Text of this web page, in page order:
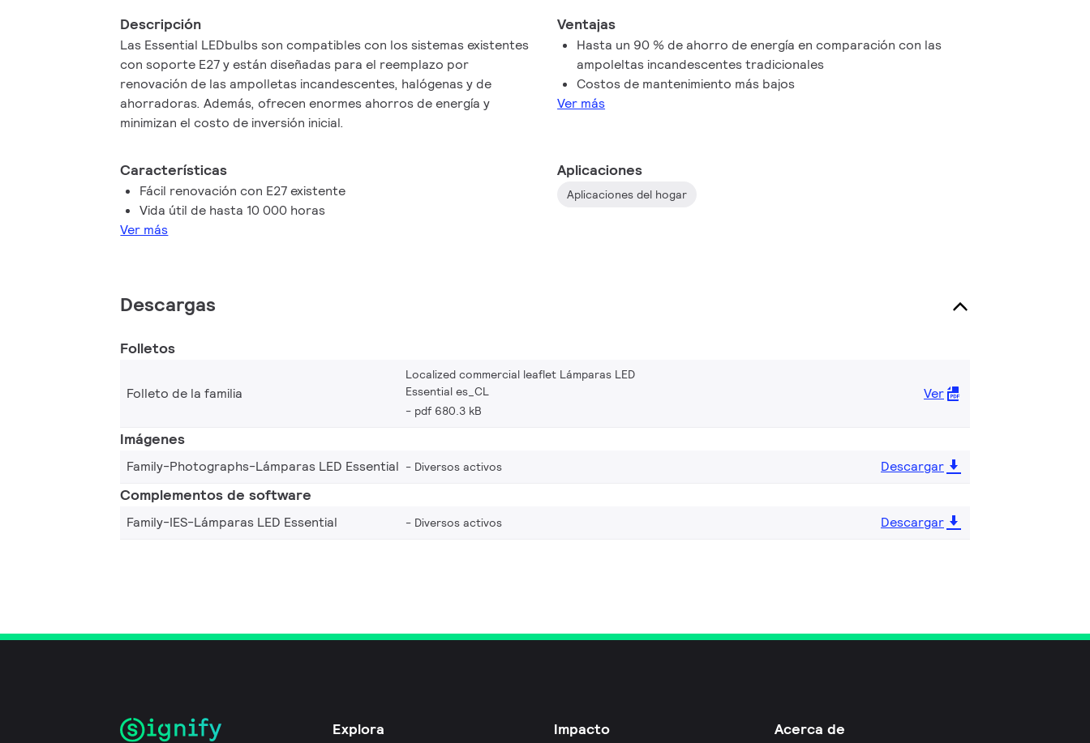
Descripción
Las Essential LEDbulbs son compatibles con los sistemas existentes
con soporte E27 y están diseñadas para el reemplazo por
renovación de las ampolletas incandescentes, halógenas y de
ahorradoras. Además, ofrecen enormes ahorros de energía y
minimizan el costo de inversión inicial.
Ventajas
Hasta un 90 % de ahorro de energía en comparación con las
ampoleltas incandescentes tradicionales
Costos de mantenimiento más bajos
Ver más
Características
Fácil renovación con E27 existente
Vida útil de hasta 10 000 horas
Ver más
Aplicaciones
Aplicaciones del hogar
Descargas
Folletos
Folleto de la familia
Localized commercial leaflet Lámparas LED
Essential es_CL
pdf 680.3 kB
Ver
Imágenes
Family-Photographs-Lámparas LED Essential Diversos activos Descargar
Complementos de software
Family-IES-Lámparas LED Essential Diversos activos Descargar
Explora Impacto Acerca de